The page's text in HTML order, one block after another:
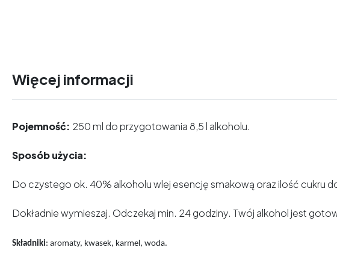
Więcej informacji
Pojemność: 250 ml do przygotowania 8,5 l alkoholu.
Sposób użycia:
Do czystego ok. 40% alkoholu wlej esencję smakową oraz ilość cukru
Dokładnie wymieszaj. Odczekaj min. 24 godziny. Twój alkohol jest
Składniki: aromaty, kwasek, karmel, woda.